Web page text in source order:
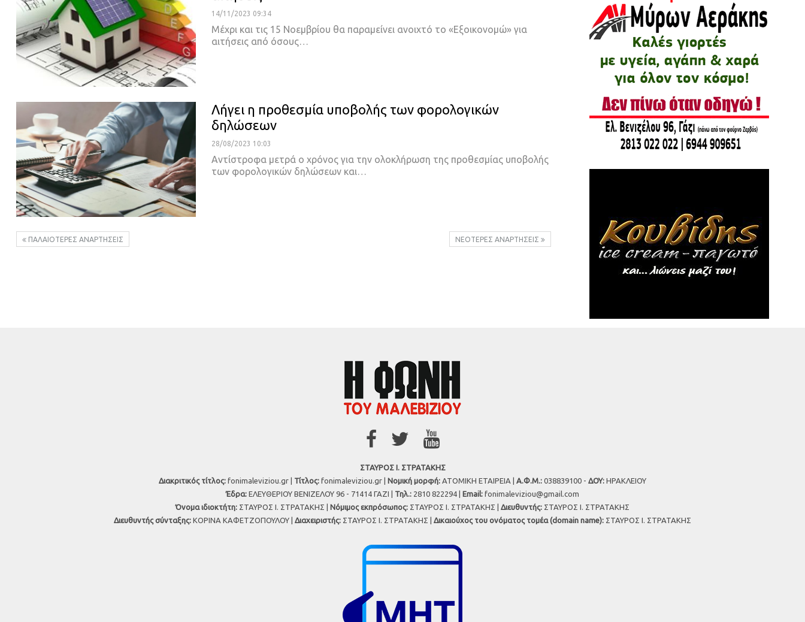
14/11/2023 09:34
Μέχρι και τις 15 Νοεμβρίου θα παραμείνει ανοιχτό το «Εξοικονομώ» για
αιτήσεις από όσους…
Λήγει η προθεσμία υποβολής των φορολογικών
δηλώσεων
28/08/2023 10:03
Αντίστροφα μετρά ο χρόνος για την ολοκλήρωση της προθεσμίας υποβολής
των φορολογικών δηλώσεων και…
ΠΑΛΑΙΌΤΕΡΕΣ ΑΝΑΡΤΉΣΕΙΣ ΝΕΌΤΕΡΕΣ ΑΝΑΡΤΉΣΕΙΣ
ΣΤΑΥΡΟΣ Ι. ΣΤΡΑΤΑΚΗΣ
Διακριτικός τίτλος: fonimaleviziou.gr | Τίτλος: fonimaleviziou.gr | Νομική μορφή: ΑΤΟΜΙΚΗ ΕΤΑΙΡΕΙΑ | Α.Φ.Μ.: 038839100 - ΔΟΥ: ΗΡΑΚΛΕΙΟΥ
Έδρα: ΕΛΕΥΘΕΡΙΟΥ ΒΕΝΙΖΕΛΟΥ 96 - 71414 ΓΑΖΙ | Τηλ.: 2810 822294 | Εmail: fonimaleviziou@gmail.com
Όνομα ιδιοκτήτη: ΣΤΑΥΡΟΣ Ι. ΣΤΡΑΤΑΚΗΣ | Νόμιμος εκπρόσωπος: ΣΤΑΥΡΟΣ Ι. ΣΤΡΑΤΑΚΗΣ | Διευθυντής: ΣΤΑΥΡΟΣ Ι. ΣΤΡΑΤΑΚΗΣ
Διευθυντής σύνταξης: ΚΟΡΙΝΑ ΚΑΦΕΤΖΟΠΟΥΛΟΥ | Διαχειριστής: ΣΤΑΥΡΟΣ Ι. ΣΤΡΑΤΑΚΗΣ | Δικαιούχος του ονόματος τομέα (domain name): ΣΤΑΥΡΟΣ Ι. ΣΤΡΑΤΑΚΗΣ